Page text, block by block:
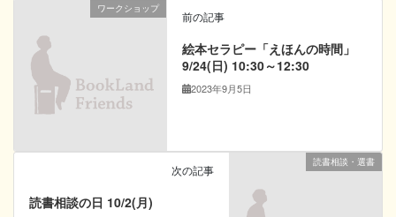
ワークショップ
前の記事
絵本セラピー「えほんの時間」
9/24(日) 10:30～12:30
2023年9月5日
読書相談・選書
次の記事
読書相談の日 10/2(月)